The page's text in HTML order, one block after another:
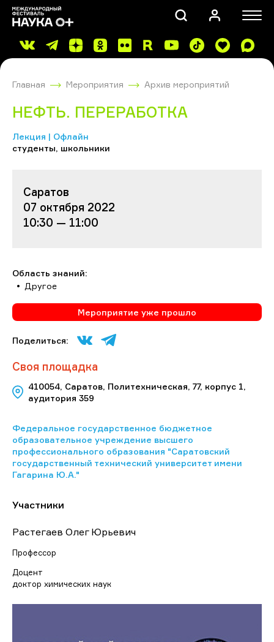
Главная Мероприятия Архив мероприятий
НЕФТЬ. ПЕРЕРАБОТКА
Лекция | Офлайн
студенты, школьники
Саратов
07 октября 2022
10:30 — 11:00
Область знаний:
Другое
Мероприятие уже прошло
Поделиться:
Своя площадка
410054, Саратов, Политехническая, 77, корпус 1,
аудитория 359
Федеральное государственное бюджетное
образовательное учреждение высшего
профессионального образования "Саратовский
государственный технический университет имени
Гагарина Ю.А."
Участники
Растегаев Олег Юрьевич
Профессор
Доцент
доктор химических наук